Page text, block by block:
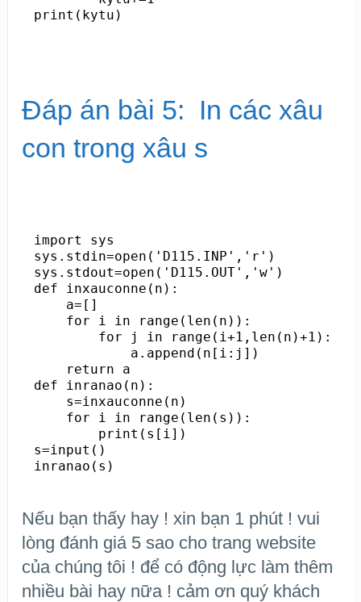
Đáp án bài 5: In các xâu
con trong xâu s
import sys
sys.stdin=open('D115.INP','r')
sys.stdout=open('D115.OUT','w')
def inxauconne(n):
    a=[]
    for i in range(len(n)):
        for j in range(i+1,len(n)+1):
            a.append(n[i:j])
    return a
def inranao(n):
    s=inxauconne(n)
    for i in range(len(s)):
        print(s[i])
s=input()
inranao(s)
Nếu bạn thấy hay ! xin bạn 1 phút ! vui
lòng đánh giá 5 sao cho trang website
của chúng tôi ! để có động lực làm thêm
nhiều bài hay nữa ! cảm ơn quý khách